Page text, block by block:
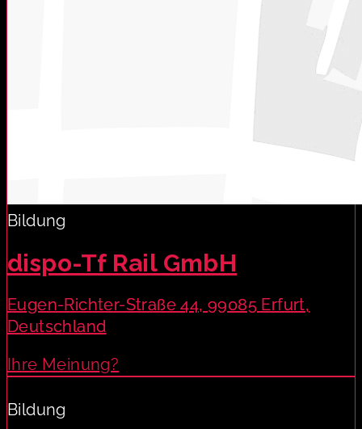
Bildung
dispo-Tf Rail GmbH
Eugen-Richter-Straße 44, 99085 Erfurt,
Deutschland
Ihre Meinung?
Bildung